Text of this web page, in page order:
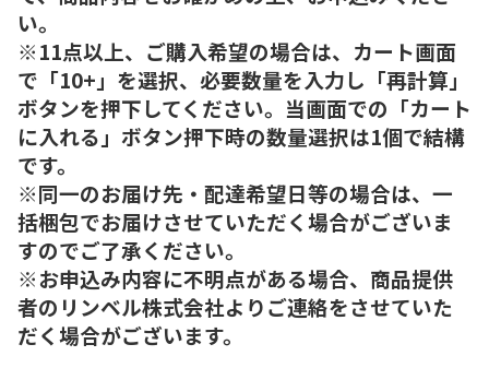
い。
※11点以上、ご購入希望の場合は、カート画面
で「10+」を選択、必要数量を入力し「再計算」
ボタンを押下してください。当画面での「カート
に入れる」ボタン押下時の数量選択は1個で結構
です。
※同一のお届け先・配達希望日等の場合は、一
括梱包でお届けさせていただく場合がございま
すのでご了承ください。
※お申込み内容に不明点がある場合、商品提供
者のリンベル株式会社よりご連絡をさせていた
だく場合がございます。